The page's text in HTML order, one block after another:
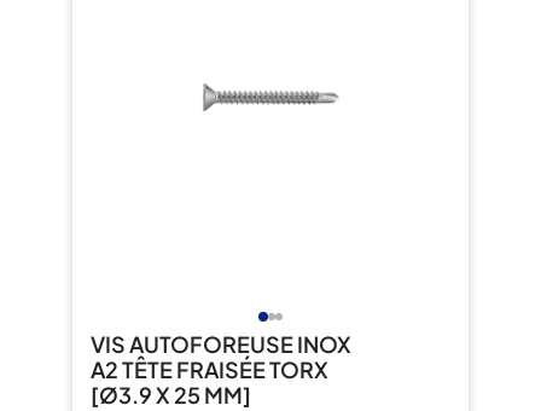
VIS AUTOFOREUSE INOX
A2 TÊTE FRAISÉE TORX
[Ø3.9 X 25 MM]